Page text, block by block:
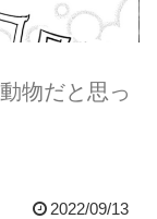
物だと思っ
2022/09/13